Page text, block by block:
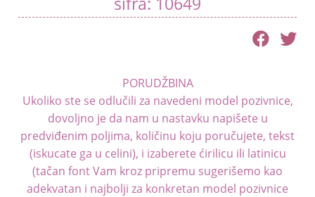
PORUDŽBINA
Ukoliko ste se odlučili za navedeni model pozivnice,
dovoljno je da nam u nastavku napišete u
predviđenim poljima, količinu koju poručujete, tekst
(iskucate ga u celini), i izaberete ćirilicu ili latinicu
(tačan font Vam kroz pripremu sugerišemo kao
adekvatan i najbolji za konkretan model pozivnice